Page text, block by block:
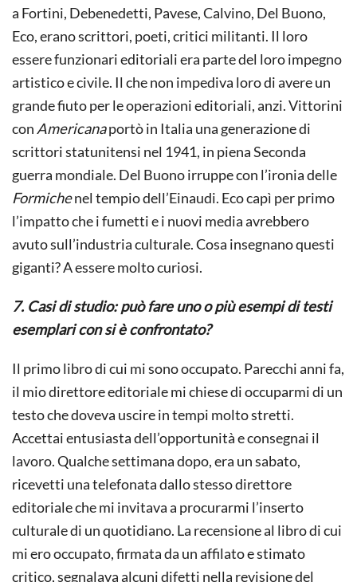
a Fortini, Debenedetti, Pavese, Calvino, Del Buono,
Eco, erano scrittori, poeti, critici militanti. Il loro
essere funzionari editoriali era parte del loro impegno
artistico e civile. Il che non impediva loro di avere un
grande fiuto per le operazioni editoriali, anzi. Vittorini
con Americanaportò in Italia una generazione di
scrittori statunitensi nel 1941, in piena Seconda
guerra mondiale. Del Buono irruppe con l’ironia delle
Formichenel tempio dell’Einaudi. Eco capì per primo
l’impatto che i fumetti e i nuovi media avrebbero
avuto sull’industria culturale. Cosa insegnano questi
giganti? A essere molto curiosi.
7. Casi di studio: può fare uno o più esempi di testi
esemplari con si è confrontato?
Il primo libro di cui mi sono occupato. Parecchi anni fa,
il mio direttore editoriale mi chiese di occuparmi di un
testo che doveva uscire in tempi molto stretti.
Accettai entusiasta dell’opportunità e consegnai il
lavoro. Qualche settimana dopo, era un sabato,
ricevetti una telefonata dallo stesso direttore
editoriale che mi invitava a procurarmi l’inserto
culturale di un quotidiano. La recensione al libro di cui
mi ero occupato, firmata da un affilato e stimato
critico, segnalava alcuni difetti nella revisione del